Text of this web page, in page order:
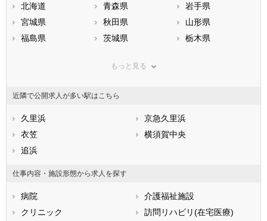
北海道 青森県
岩手県
宮城県
秋田県
山形県
福島県
茨城県
栃木県
神奈川県
石川県
福井県
静岡県
三重県
滋賀県
兵庫県
香川県
高知県
福岡県
長崎県
もっと見る
近隣で公開求人が多い駅はこちら
久里浜
京急久里浜
衣笠
横須賀中央
追浜
仕事内容・施設形態から求人を探す
病院
介護福祉施設
クリニック
訪問リハビリ(在宅医療)